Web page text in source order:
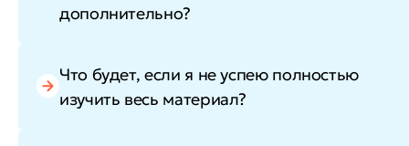
дополнительно?
Что будет, если я не успею полностью
изучить весь материал?